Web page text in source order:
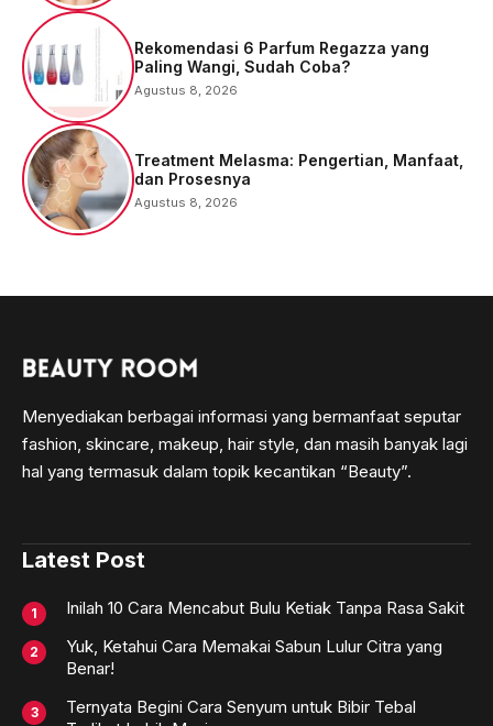
Rekomendasi 6 Parfum Regazza yang
Paling Wangi, Sudah Coba?
Agustus 8, 2026
Treatment Melasma: Pengertian, Manfaat,
dan Prosesnya
Agustus 8, 2026
Menyediakan berbagai informasi yang bermanfaat seputar
fashion, skincare, makeup, hair style, dan masih banyak lagi
hal yang termasuk dalam topik kecantikan “Beauty”.
Latest Post
Inilah 10 Cara Mencabut Bulu Ketiak Tanpa Rasa Sakit
Yuk, Ketahui Cara Memakai Sabun Lulur Citra yang
Benar!
Ternyata Begini Cara Senyum untuk Bibir Tebal